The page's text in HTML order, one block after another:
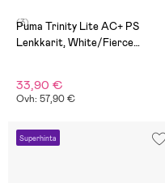
(3)
Puma Trinity Lite AC+ PS
Lenkkarit, White/Fierce
33,90 €
Ovh: 57,90 €
Superhinta